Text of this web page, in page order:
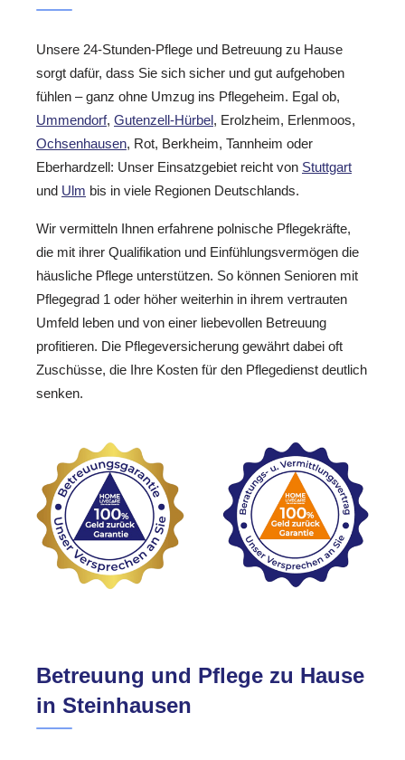
Unsere 24-Stunden-Pflege und Betreuung zu Hause
sorgt dafür, dass Sie sich sicher und gut aufgehoben
fühlen – ganz ohne Umzug ins Pflegeheim. Egal ob,
Ummendorf, Gutenzell-Hürbel, Erolzheim, Erlenmoos,
Ochsenhausen, Rot, Berkheim, Tannheim oder
Eberhardzell: Unser Einsatzgebiet reicht von Stuttgart
und Ulm bis in viele Regionen Deutschlands.
Wir vermitteln Ihnen erfahrene polnische Pflegekräfte,
die mit ihrer Qualifikation und Einfühlungsvermögen die
häusliche Pflege unterstützen. So können Senioren mit
Pflegegrad 1 oder höher weiterhin in ihrem vertrauten
Umfeld leben und von einer liebevollen Betreuung
profitieren. Die Pflegeversicherung gewährt dabei oft
Zuschüsse, die Ihre Kosten für den Pflegedienst deutlich
senken.
Betreuung und Pflege zu Hause
in Steinhausen